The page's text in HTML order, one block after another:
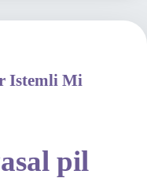
Istemli Mi
pil